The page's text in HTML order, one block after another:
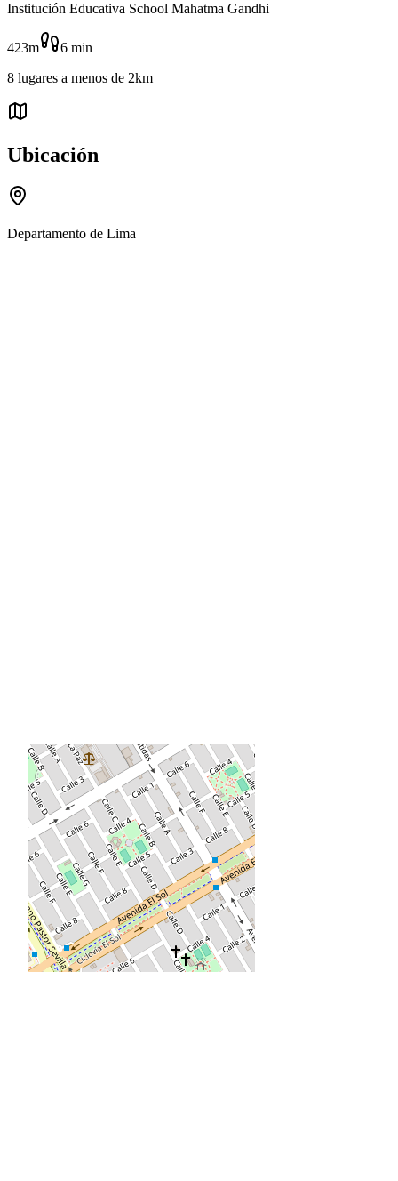
Institución Educativa School Mahatma Gandhi
423m 6 min
8 lugares a menos de 2km
Ubicación
Departamento de Lima